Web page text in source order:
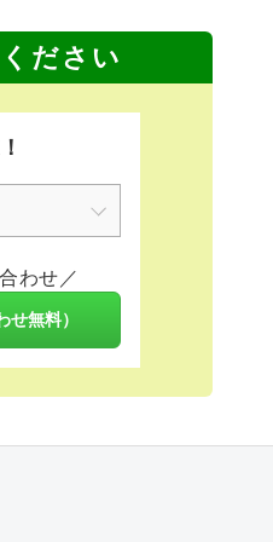
ださい
わせ／
せ無料）